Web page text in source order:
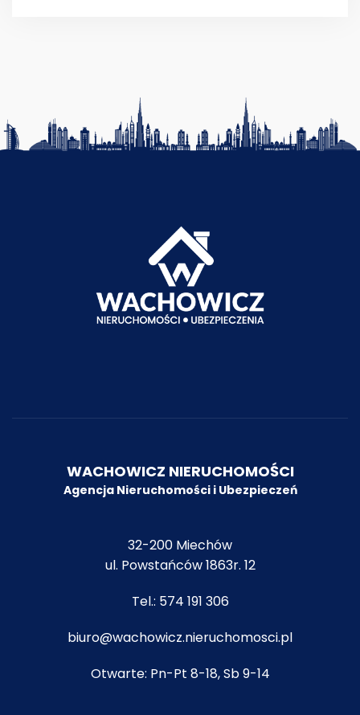
WACHOWICZ NIERUCHOMOŚCI
Agencja Nieruchomości i Ubezpieczeń
32-200 Miechów
ul. Powstańców 1863r. 12
Tel.: 574 191 306
biuro@wachowicz.nieruchomosci.pl
Otwarte: Pn-Pt 8-18, Sb 9-14